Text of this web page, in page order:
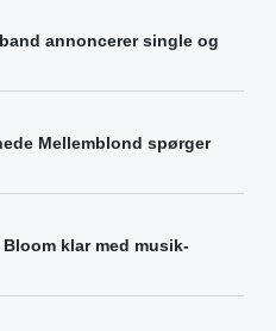
annoncerer single og
Mellemblond spørger
klar med musik-